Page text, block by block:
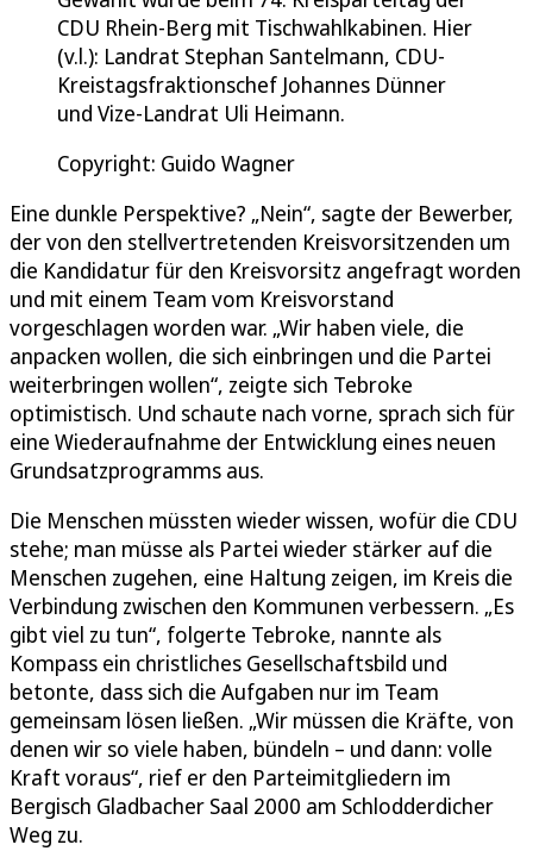
CDU Rhein-Berg mit Tischwahlkabinen. Hier
(v.l.): Landrat Stephan Santelmann, CDU-
Kreistagsfraktionschef Johannes Dünner
und Vize-Landrat Uli Heimann.
Copyright: Guido Wagner
Eine dunkle Perspektive? „Nein“, sagte der Bewerber,
der von den stellvertretenden Kreisvorsitzenden um
die Kandidatur für den Kreisvorsitz angefragt worden
und mit einem Team vom Kreisvorstand
vorgeschlagen worden war. „Wir haben viele, die
anpacken wollen, die sich einbringen und die Partei
weiterbringen wollen“, zeigte sich Tebroke
optimistisch. Und schaute nach vorne, sprach sich für
eine Wiederaufnahme der Entwicklung eines neuen
Grundsatzprogramms aus.
Die Menschen müssten wieder wissen, wofür die CDU
stehe; man müsse als Partei wieder stärker auf die
Menschen zugehen, eine Haltung zeigen, im Kreis die
Verbindung zwischen den Kommunen verbessern. „Es
gibt viel zu tun“, folgerte Tebroke, nannte als
Kompass ein christliches Gesellschaftsbild und
betonte, dass sich die Aufgaben nur im Team
gemeinsam lösen ließen. „Wir müssen die Kräfte, von
denen wir so viele haben, bündeln – und dann: volle
Kraft voraus“, rief er den Parteimitgliedern im
Bergisch Gladbacher Saal 2000 am Schlodderdicher
Weg zu.